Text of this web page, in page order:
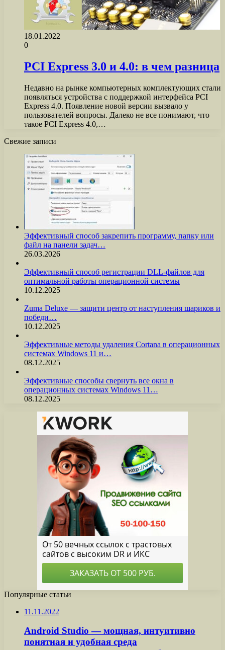
18.01.2022
0
PCI Express 3.0 и 4.0: в чем разница
Недавно на рынке компьютерных комплектующих стали
появляться устройства с поддержкой интерфейса PCI
Express 4.0. Появление новой версии вызвало у
пользователей вопросы. Далеко не все понимают, что
такое PCI Express 4.0,…
Свежие записи
Эффективный способ закрепить программу, папку или
файл на панели задач…
26.03.2026
Эффективный способ регистрации DLL-файлов для
оптимальной работы операционной системы
10.12.2025
Zuma Deluxe — защити центр от наступления шариков и
победи…
10.12.2025
Эффективные методы удаления Cortana в операционных
системах Windows 11 и…
08.12.2025
Эффективные способы свернуть все окна в
операционных системах Windows 11…
08.12.2025
Популярные статьи
11.11.2022
Android Studio — мощная, интуитивно
понятная и удобная среда